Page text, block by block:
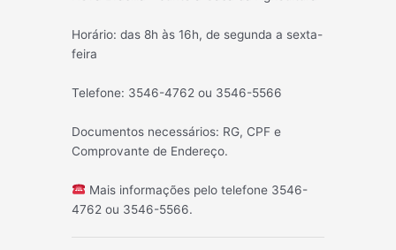
Horário: das 8h às 16h, de segunda a sexta-
feira
Telefone: 3546-4762 ou 3546-5566
Documentos necessários: RG, CPF e
Comprovante de Endereço.
Mais informações pelo telefone 3546-
4762 ou 3546-5566.